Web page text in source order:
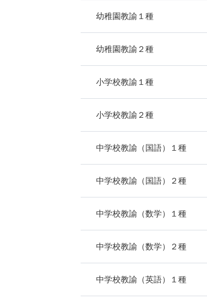
幼稚園教諭１種
幼稚園教諭２種
小学校教諭１種
小学校教諭２種
中学校教諭（国語）１種
中学校教諭（国語）２種
中学校教諭（数学）１種
中学校教諭（数学）２種
中学校教諭（英語）１種